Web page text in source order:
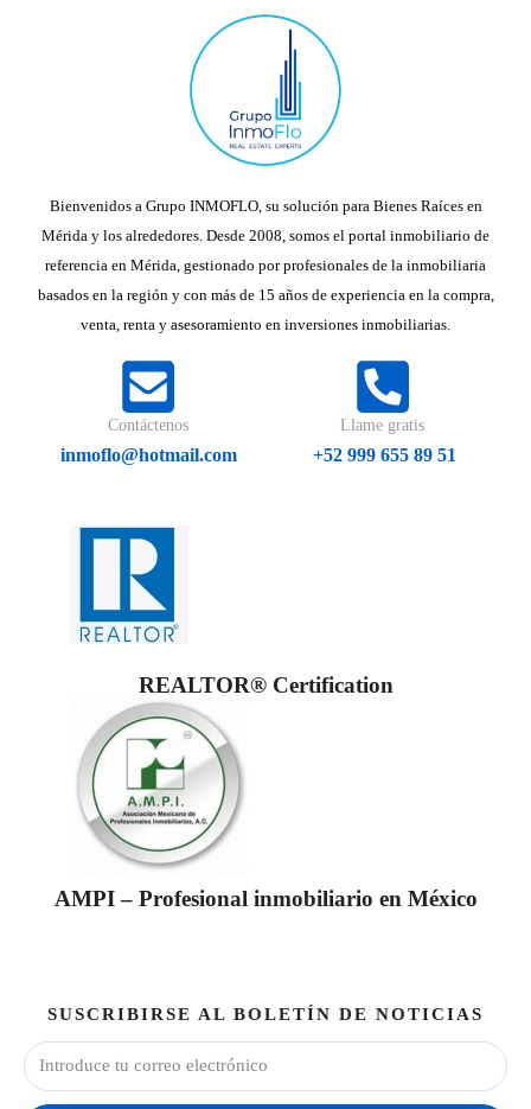
Bienvenidos a Grupo INMOFLO, su solución para Bienes Raíces en
Mérida y los alrededores. Desde 2008, somos el portal inmobiliario de
referencia en Mérida, gestionado por profesionales de la inmobiliaria
basados en la región y con más de 15 años de experiencia en la compra,
venta, renta y asesoramiento en inversiones inmobiliarias.
Contáctenos
inmoflo@hotmail.com
Llame gratis
+52 999 655 89 51
REALTOR® Certification
AMPI – Profesional inmobiliario en México
SUSCRIBIRSE AL BOLETÍN DE NOTICIAS